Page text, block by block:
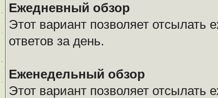
Ежедневный обзор
Этот вариант позволяет
ответов за день.
Еженедельный обзор
Этот вариант позволяет